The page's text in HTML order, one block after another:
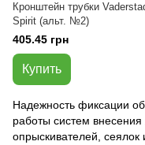
Кронштейн трубки
Spirit (альт. №2)
405.45 грн
Купить
Надежность фиксации
работы систем
опрыскивателей, сеялок